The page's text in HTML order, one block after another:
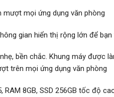
mượt mọi ứng dụng văn phòng
gian hiển thị rộng lớn để
bền chắc. Khung máy được
trên mọi ứng dụng văn phòng
RAM 8GB, SSD 256GB tốc độ